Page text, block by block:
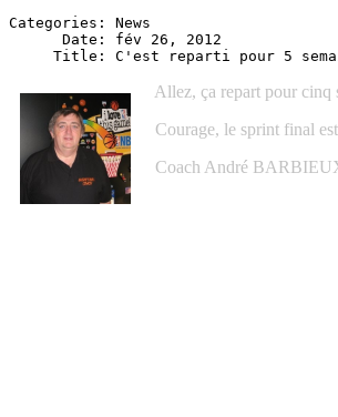
Categories: News
      Date: fév 26, 2012
Allez, ça repart pour cinq
Courage, le sprint final
Coach André